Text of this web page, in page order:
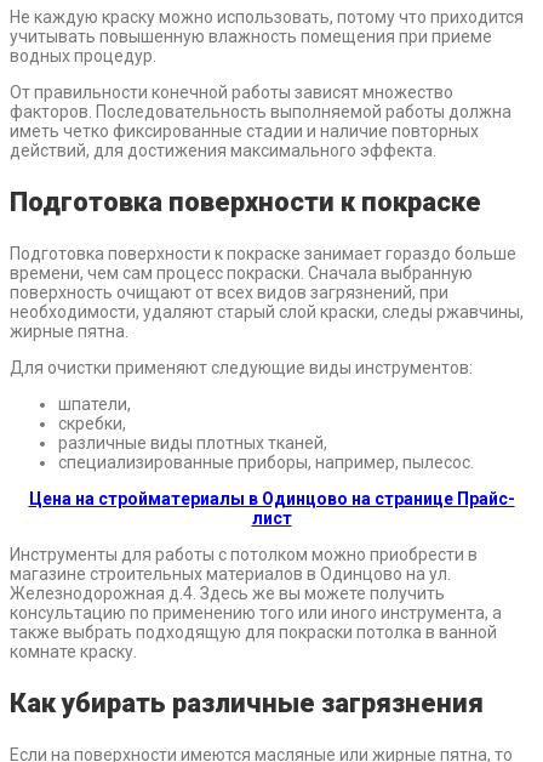
Не каждую краску можно использовать, потому что приходится
учитывать повышенную влажность помещения при приеме
водных процедур.
От правильности конечной работы зависят множество
факторов. Последовательность выполняемой работы должна
иметь четко фиксированные стадии и наличие повторных
действий, для достижения максимального эффекта.
Подготовка поверхности к покраске
Подготовка поверхности к покраске занимает гораздо больше
времени, чем сам процесс покраски. Сначала выбранную
поверхность очищают от всех видов загрязнений, при
необходимости, удаляют старый слой краски, следы ржавчины,
жирные пятна.
Для очистки применяют следующие виды инструментов:
шпатели,
скребки,
различные виды плотных тканей,
специализированные приборы, например, пылесос.
Цена на стройматериалы в Одинцово на странице Прайс-
лист
Инструменты для работы с потолком можно приобрести в
магазине строительных материалов в Одинцово на ул.
Железнодорожная д.4. Здесь же вы можете получить
консультацию по применению того или иного инструмента, а
также выбрать подходящую для покраски потолка в ванной
комнате краску.
Как убирать различные загрязнения
Если на поверхности имеются масляные или жирные пятна, то